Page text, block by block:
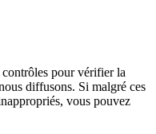
pour vérifier la
diffusons. Si malgré ces
vous pouvez